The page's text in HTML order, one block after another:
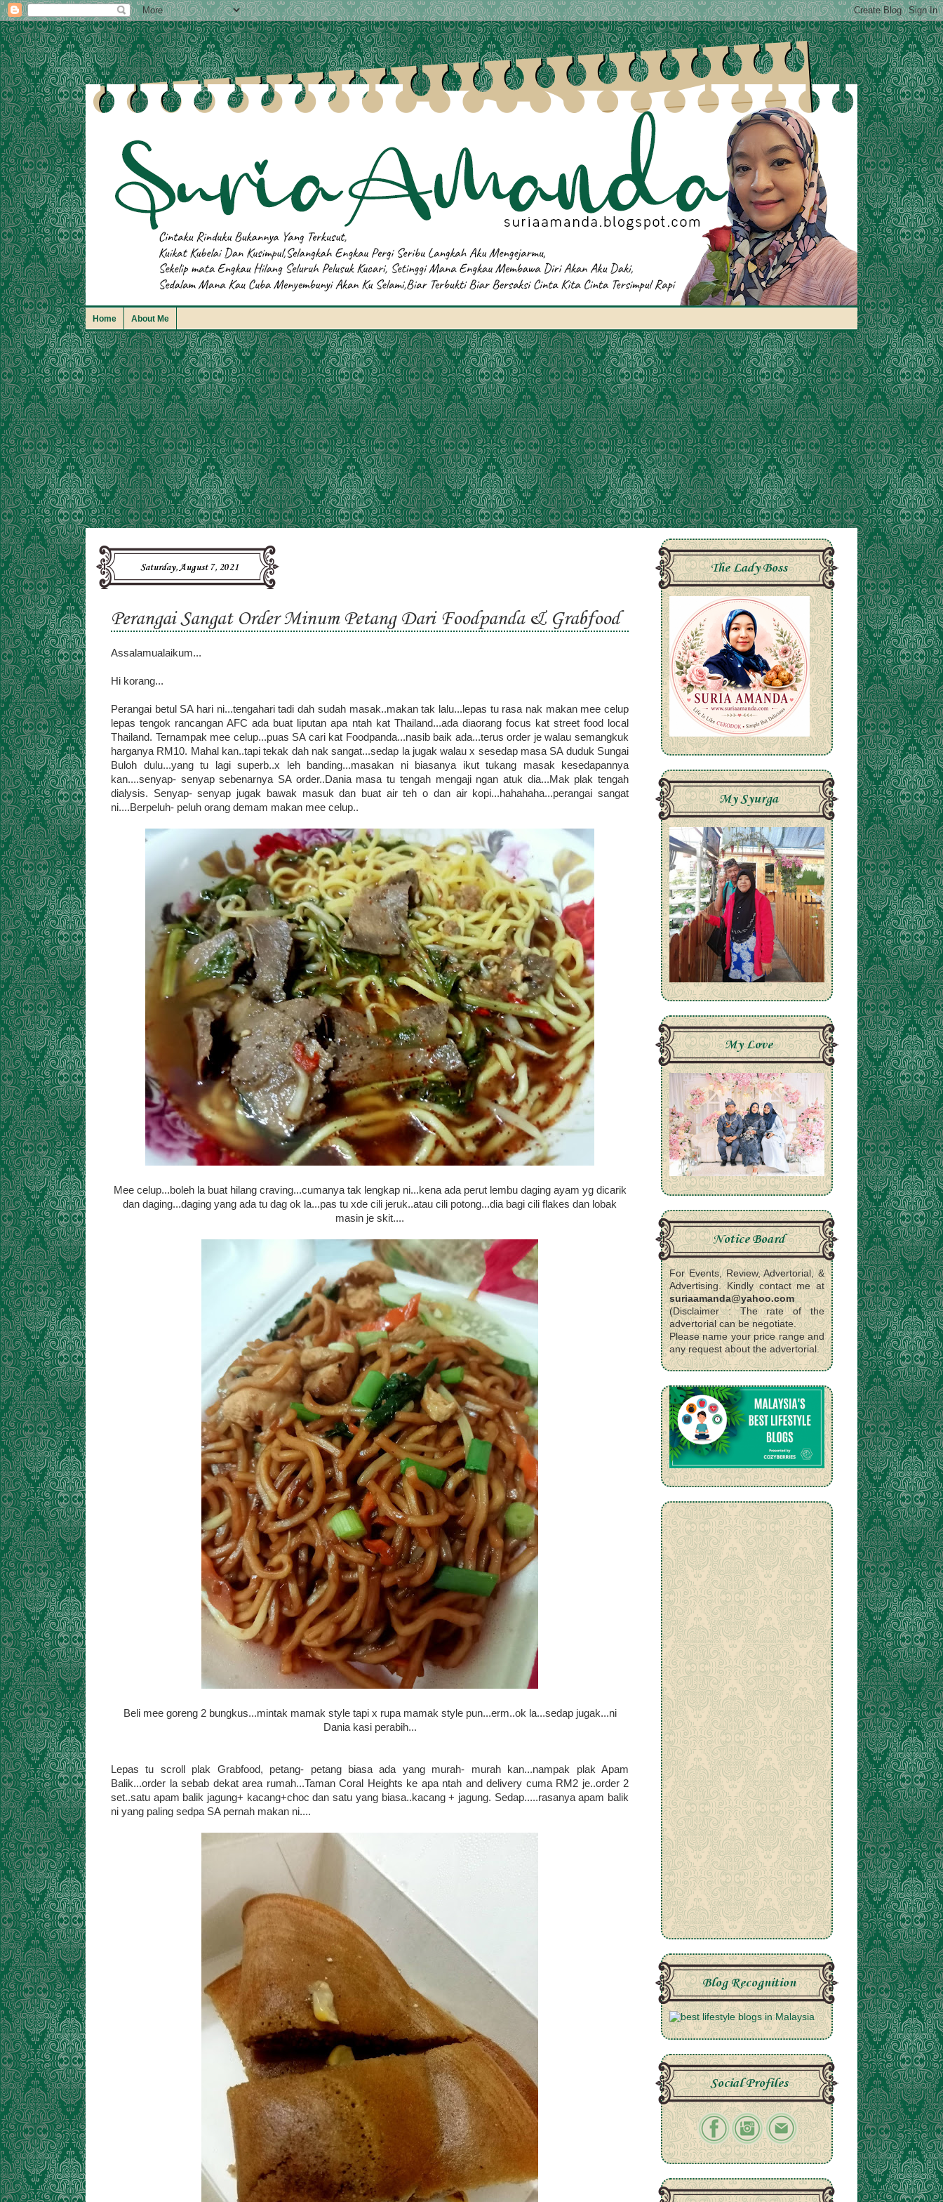
Home About Me
Saturday, August 7, 2021
Perangai Sangat Order Minum Petang Dari Foodpanda & Grabfood
Assalamualaikum...
Hi korang...
Perangai betul SA hari ni...tengahari tadi dah sudah masak..makan tak lalu...lepas tu rasa nak makan mee celup
lepas tengok rancangan AFC ada buat liputan apa ntah kat Thailand...ada diaorang focus kat street food local
Thailand. Ternampak mee celup...puas SA cari kat Foodpanda...nasib baik ada...terus order je walau semangkuk
harganya RM10. Mahal kan..tapi tekak dah nak sangat...sedap la jugak walau x sesedap masa SA duduk Sungai
Buloh dulu...yang tu lagi superb..x leh banding...masakan ni biasanya ikut tukang masak kesedapannya
kan....senyap- senyap sebenarnya SA order..Dania masa tu tengah mengaji ngan atuk dia...Mak plak tengah
dialysis. Senyap- senyap jugak bawak masuk dan buat air teh o dan air kopi...hahahaha...perangai sangat
ni....Berpeluh- peluh orang demam makan mee celup..
Mee celup...boleh la buat hilang craving...cumanya tak lengkap ni...kena ada perut lembu daging ayam yg dicarik
dan daging...daging yang ada tu dag ok la...pas tu xde cili jeruk..atau cili potong...dia bagi cili flakes dan lobak
masin je skit....
Beli mee goreng 2 bungkus...mintak mamak style tapi x rupa mamak style pun...erm..ok la...sedap jugak...ni
Dania kasi perabih...
Lepas tu scroll plak Grabfood, petang- petang biasa ada yang murah- murah kan...nampak plak Apam
Balik...order la sebab dekat area rumah...Taman Coral Heights ke apa ntah and delivery cuma RM2 je..order 2
set..satu apam balik jagung+ kacang+choc dan satu yang biasa..kacang + jagung. Sedap.....rasanya apam balik
ni yang paling sedpa SA pernah makan ni....
The Lady Boss
My Syurga
My Love
Notice Board
For Events, Review, Advertorial, &
Advertising. Kindly contact me at
suriaamanda@yahoo.com
(Disclaimer : The rate of the
advertorial can be negotiate.
Please name your price range and
any request about the advertorial.
Blog Recognition
Social Profiles